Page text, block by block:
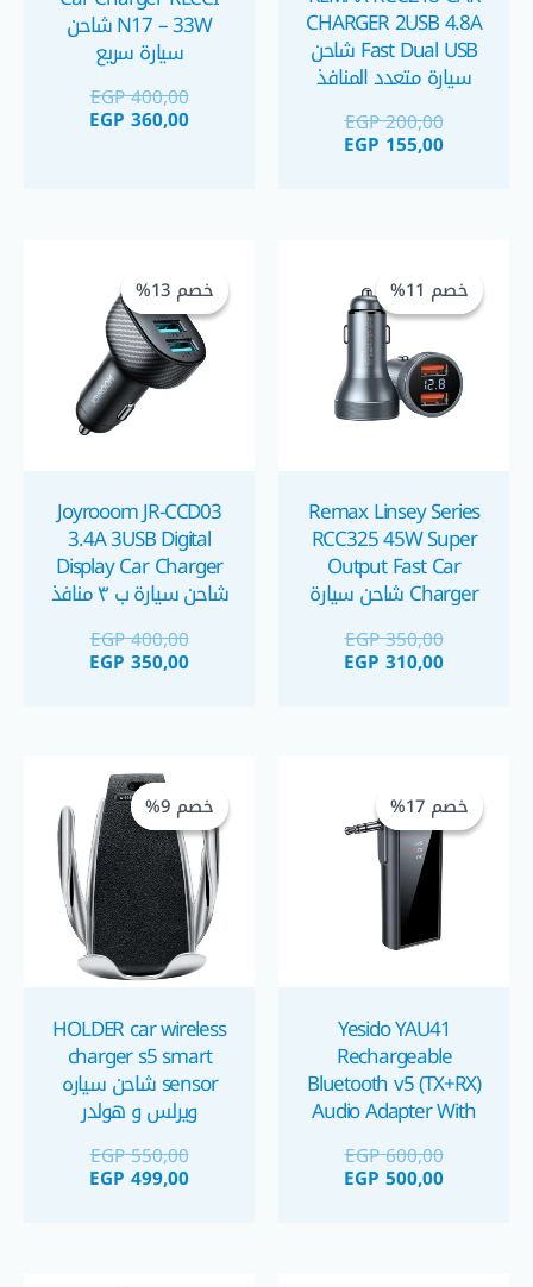
CHARGER 2USB 4.8A
Fast Dual USB شاحن
سيارة متعدد المنافذ
EGP200,00
EGP 155,00
N17 – 33W شاحن
سيارة سريع
EGP400,00
EGP 360,00
خصم 11%
خصم 11%
Remax Linsey Series
RCC325 45W Super
Output Fast Car
Charger شاحن سيارة
EGP350,00
EGP 350,00.
EGP 310,00
EGP 310,00.
خصم 13%
خصم 13%
Joyrooom JR-CCD03
3.4A 3USB Digital
Display Car Charger
شاحن سيارة ب ٣ منافذ
EGP400,00
EGP 350,00
خصم 17%
خصم 17%
Yesido YAU41
Rechargeable
Bluetooth v5 (TX+RX)
Audio Adapter With
بلوتوث سيارة قابل
للشحن
EGP600,00
EGP 600,00.
EGP 500,00
EGP 500,00.
خصم 9%
خصم 9%
HOLDER car wireless
charger s5 smart
sensor شاحن سياره
ويرلس و هولدر
EGP550,00
هو:
550,00.
EGP 499,00
هو:
499,00.